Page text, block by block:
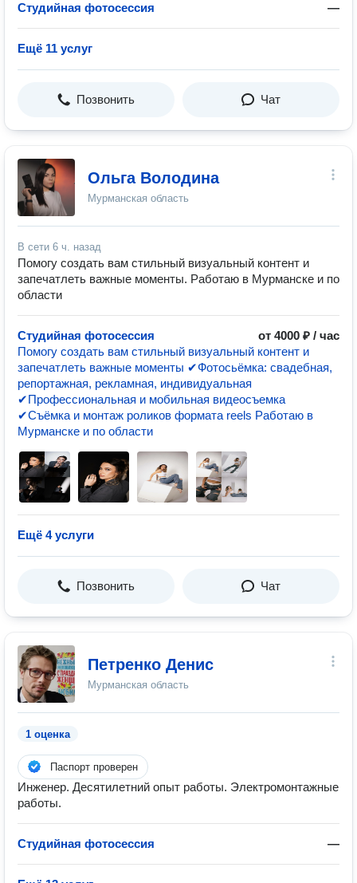
Студийная фотосессия —
Ещё 11 услуг
Позвонить Чат
Ольга Володина
Мурманская область
В сети 6 ч. назад
Помогу создать вам стильный визуальный контент и
запечатлеть важные моменты. Работаю в Мурманске и по
области
Студийная фотосессия
от 4000 ₽ / час
Помогу создать вам стильный визуальный контент и
запечатлеть важные моменты ✔Фотосьёмка: свадебная,
репортажная, рекламная, индивидуальная
✔Профессиональная и мобильная видеосъемка
✔Съёмка и монтаж роликов формата reels Работаю в
Мурманске и по области
Ещё 4 услуги
Позвонить Чат
Петренко Денис
Мурманская область
1 оценка
Паспорт проверен
Инженер. Десятилетний опыт работы. Электромонтажные
работы.
Студийная фотосессия —